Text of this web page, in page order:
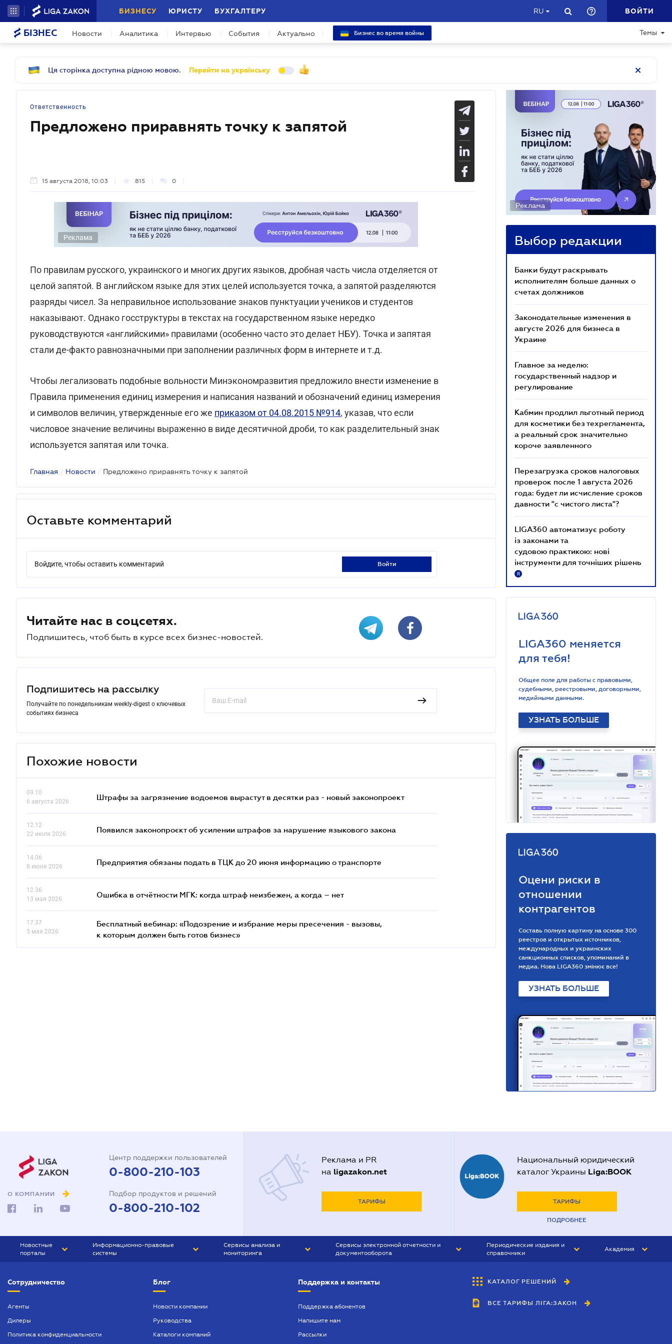
БИЗНЕСУ ЮРИСТУ БУХГАЛТЕРУ RU ВОЙТИ
БІЗНЕС Новости Аналитика Интервью События Актуально Бизнес во время войны Темы
Ця сторінка доступна рідною мовою. Перейти на українську
Ответственность
Предложено приравнять точку к запятой
15 августа 2018, 10:03 815 0
Реклама
По правилам русского, украинского и многих других языков, дробная часть числа отделяется от
целой запятой. В английском языке для этих целей используется точка, а запятой разделяются
разряды чисел. За неправильное использование знаков пунктуации учеников и студентов
наказывают. Однако госструктуры в текстах на государственном языке нередко
руководствуются «английскими» правилами (особенно часто это делает НБУ). Точка и запятая
стали де-факто равнозначными при заполнении различных форм в интернете и т.д.
Чтобы легализовать подобные вольности Минэкономразвития предложило внести изменение в
Правила применения единиц измерения и написания названий и обозначений единиц измерения
и символов величин, утвержденные его же приказом от 04.08.2015 №914, указав, что если
числовое значение величины выраженно в виде десятичной дроби, то как разделительный знак
используется запятая или точка.
Главная / Новости / Предложено приравнять точку к запятой
Оставьте комментарий
Войдите, чтобы оставить комментарий войти
Читайте нас в соцсетях.
Подпишитесь, чтоб быть в курсе всех бизнес-новостей.
Подпишитесь на рассылку
Получайте по понедельникам weekly-digest о ключевых
событиях бизнеса
Похожие новости
09.10
6 августа 2026
Штрафы за загрязнение водоемов вырастут в десятки раз - новый законопроект
12.12
22 июля 2026
Появился законопроєкт об усилении штрафов за нарушение языкового закона
14.06
8 июня 2026
Предприятия обязаны подать в ТЦК до 20 июня информацию о транспорте
12.36
13 мая 2026
Ошибка в отчётности МГК: когда штраф неизбежен, а когда – нет
17.37
5 мая 2026
Бесплатный вебинар: «Подозрение и избрание меры пресечения - вызовы,
к которым должен быть готов бизнес»
Реклама
Выбор редакции
Банки будут раскрывать
исполнителям больше данных о
счетах должников
Законодательные изменения в
августе 2026 для бизнеса в
Украине
Главное за неделю:
государственный надзор и
регулирование
Кабмин продлил льготный период
для косметики без техрегламента,
а реальный срок значительно
короче заявленного
Перезагрузка сроков налоговых
проверок после 1 августа 2026
года: будет ли исчисление сроков
давности "с чистого листа"?
LIGA360 автоматизує роботу
із законами та
судовою практикою: нові
інструменти для точніших рішень
R
LIGA360 меняется
для тебя!
Общее поле для работы с правовыми,
судебными, реестровыми, договорными,
медийными данными.
УЗНАТЬ БОЛЬШЕ
Оцени риски в
отношении
контрагентов
Составь полную картину на основе 300
реестров и открытых источников,
международных и украинских
санкционных списков, упоминаний в
медиа. Нова LIGA360 змінює все!
УЗНАТЬ БОЛЬШЕ
О КОМПАНИИ
Центр поддержки пользователей
0-800-210-103
Подбор продуктов и решений
0-800-210-102
Реклама и PR
на ligazakon.net
ТАРИФЫ
Национальный юридический
каталог Украины Liga:BOOK
ТАРИФЫ
ПОДРОБНЕЕ
Новостные
порталы
БИЗНЕС
Информационно-правовые
системы
БУХГАЛТЕР ПРОФ
ЮРИСТ ПРОФ
Сервисы анализа и
мониторинга
Сервисы электронной отчетности и
документооборота
Периодические издания и
справочники
БУХГАЛТЕР&ЗАКОН
ВЕСТНИК МСФО
Академия
Сотрудничество
Агенты
Дилеры
Политика конфиденциальности
Блог
Новости компании
Руководства
Каталоги компаний
Поддержка и контакты
Поддержка абонентов
Напишите нам
Рассылки
КАТАЛОГ РЕШЕНИЙ
ВСЕ ТАРИФЫ ЛІГА:ЗАКОН